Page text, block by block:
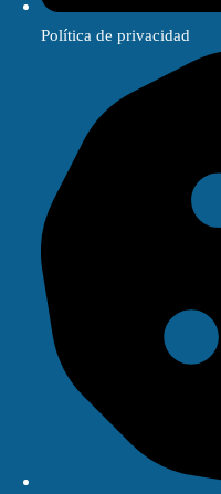
Política de privacidad